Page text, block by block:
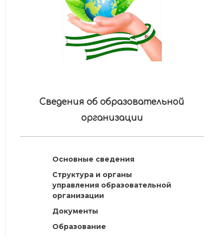
Сведения об образовательной
организации
Основные сведения
Структура и органы
управления образовательной
организации
Документы
Образование